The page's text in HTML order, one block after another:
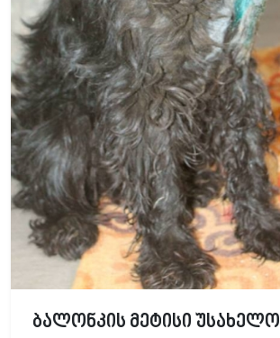
ბალონკის მეტისი უსახელო